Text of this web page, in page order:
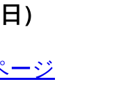
）
ージ